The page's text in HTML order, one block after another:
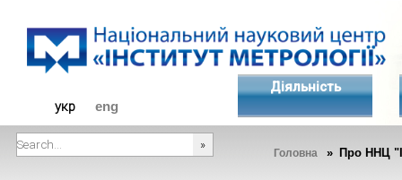
укр eng
Діяльність
Головна » Про ННЦ